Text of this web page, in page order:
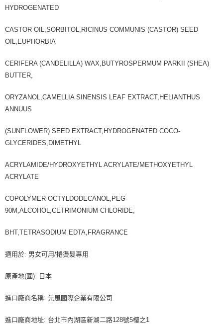
HYDROGENATED
CASTOR OIL,SORBITOL,RICINUS COMMUNIS (CASTOR) SEED
OIL,EUPHORBIA
CERIFERA (CANDELILLA) WAX,BUTYROSPERMUM PARKII (SHEA)
BUTTER,
ORYZANOL,CAMELLIA SINENSIS LEAF EXTRACT,HELIANTHUS
ANNUUS
(SUNFLOWER) SEED EXTRACT,HYDROGENATED COCO-
GLYCERIDES,DIMETHYL
ACRYLAMIDE/HYDROXYETHYL ACRYLATE/METHOXYETHYL
ACRYLATE
COPOLYMER OCTYLDODECANOL,PEG-
90M,ALCOHOL,CETRIMONIUM CHLORIDE,
BHT,TETRASODIUM EDTA,FRAGRANCE
適用於: 男女可用/捲燙髮專用
原產地(國): 日本
進口廠商名稱: 先風國際企業有限公司
進口廠商地址: 台北市內湖區新湖二路128號5樓之1